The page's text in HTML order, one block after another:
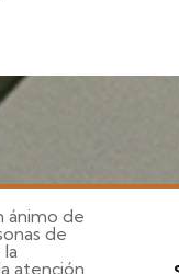
ánimo de
de
atención